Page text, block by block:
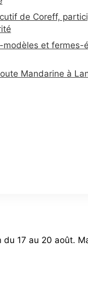
de Coreff,
et fermes-
Mandarine à
du 17 au 20 août.